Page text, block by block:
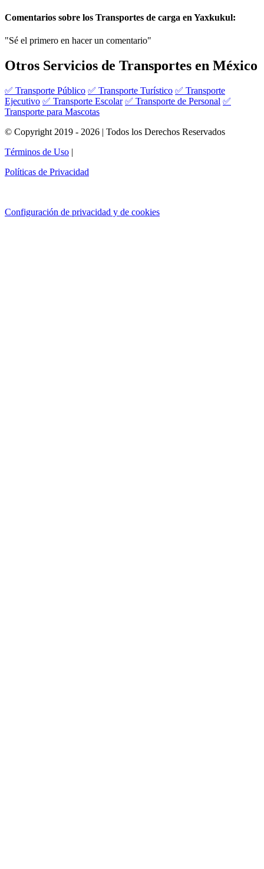
Comentarios sobre los Transportes de carga en Yaxkukul:
"Sé el primero en hacer un comentario"
Otros Servicios de Transportes en México
✅ Transporte Público ✅ Transporte Turístico ✅ Transporte
Ejecutivo ✅ Transporte Escolar ✅ Transporte de Personal ✅
Transporte para Mascotas
© Copyright 2019 - 2026 | Todos los Derechos Reservados
Términos de Uso |
Políticas de Privacidad
Configuración de privacidad y de cookies